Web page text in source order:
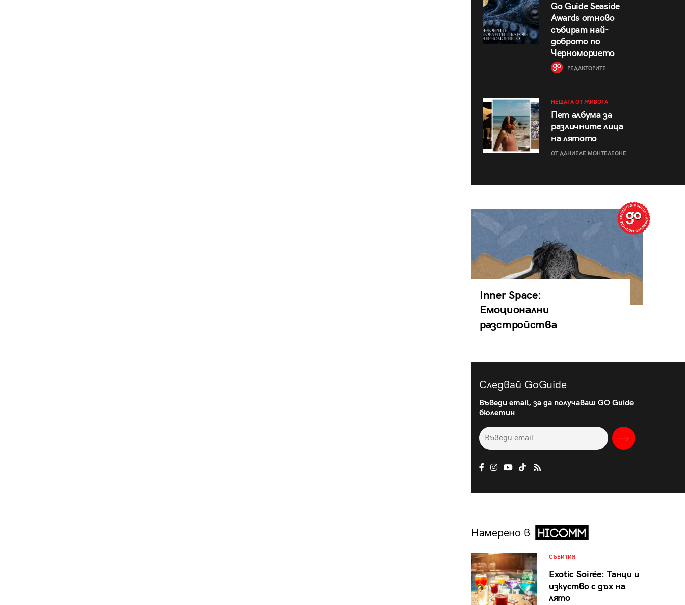
Go Guide Seaside
Awards отново
събират най-
доброто по
Черноморието
РЕДАКТОРИТЕ
НЕЩАТА ОТ ЖИВОТА
Пет албума за
различните лица
на лятото
ОТ ДАНИЕЛЕ МОНТЕЛЕОНЕ
Inner Space:
Емоционални
разстройства
Следвай GoGuide
Въведи email, за да получаваш GO Guide
бюлетин
Намерено в
СЪБИТИЯ
Exotic Soirée: Танци и
изкуство с дъх на
лято